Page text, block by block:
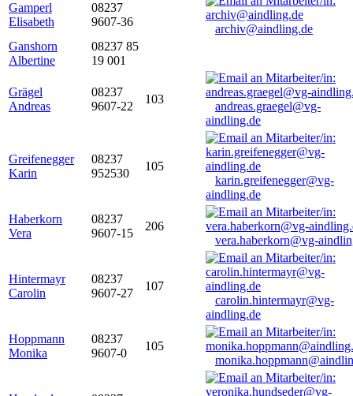
Gamperl
Elisabeth
08237
9607-36
archiv@aindling.de
Ganshorn
Albertine
08237 85
19 001
Grägel
Andreas
08237
9607-22
103
andreas.graegel@vg-
aindling.de
Greifenegger
Karin
08237
952530
105
karin.greifenegger@vg-
aindling.de
Haberkorn
Vera
08237
9607-15
206
vera.haberkorn@vg-
Hintermayr
Carolin
08237
9607-27
107
carolin.hintermayr@vg-
aindling.de
Hoppmann
Monika
08237
9607-0
105